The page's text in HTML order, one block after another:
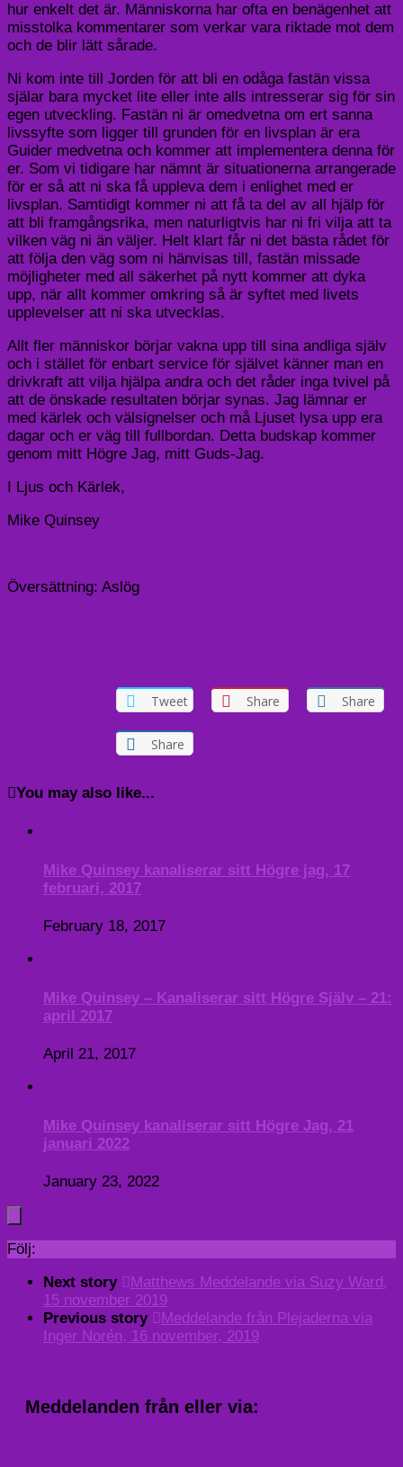
hur enkelt det är. Människorna har ofta en benägenhet att
misstolka kommentarer som verkar vara riktade mot dem
och de blir lätt sårade.
Ni kom inte till Jorden för att bli en odåga fastän vissa
själar bara mycket lite eller inte alls intresserar sig för sin
egen utveckling. Fastän ni är omedvetna om ert sanna
livssyfte som ligger till grunden för en livsplan är era
Guider medvetna och kommer att implementera denna för
er. Som vi tidigare har nämnt är situationerna arrangerade
för er så att ni ska få uppleva dem i enlighet med er
livsplan. Samtidigt kommer ni att få ta del av all hjälp för
att bli framgångsrika, men naturligtvis har ni fri vilja att ta
vilken väg ni än väljer. Helt klart får ni det bästa rådet för
att följa den väg som ni hänvisas till, fastän missade
möjligheter med all säkerhet på nytt kommer att dyka
upp, när allt kommer omkring så är syftet med livets
upplevelser att ni ska utvecklas.
Allt fler människor börjar vakna upp till sina andliga själv
och i stället för enbart service för självet känner man en
drivkraft att vilja hjälpa andra och det råder inga tvivel på
att de önskade resultaten börjar synas. Jag lämnar er
med kärlek och välsignelser och må Ljuset lysa upp era
dagar och er väg till fullbordan. Detta budskap kommer
genom mitt Högre Jag, mitt Guds-Jag.
I Ljus och Kärlek,
Mike Quinsey
Översättning: Aslög
Tweet Share Share
Share
You may also like...
Mike Quinsey kanaliserar sitt Högre jag, 17
februari, 2017
February 18, 2017
Mike Quinsey – Kanaliserar sitt Högre Själv – 21:
april 2017
April 21, 2017
Mike Quinsey kanaliserar sitt Högre Jag, 21
januari 2022
January 23, 2022
Följ:
Next story
Matthews Meddelande via Suzy Ward,
15 november 2019
Previous story
Meddelande från Plejaderna via
Inger Norén, 16 november, 2019
Meddelanden från eller via: